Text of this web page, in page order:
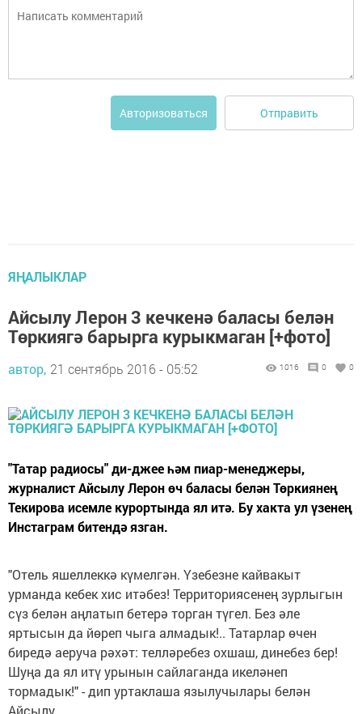
Авторизоваться Отправить
ЯҢАЛЫКЛАР
Айсылу Лерон 3 кечкенә баласы белән
Төркиягә барырга курыкмаган [+фото]
автор, 21 сентябрь 2016 - 05:52 1016 0 0
"Татар радиосы" ди-джее һәм пиар-менеджеры,
журналист Айсылу Лерон өч баласы белән Төркиянең
Текирова исемле курортында ял итә. Бу хакта ул үзенең
Инстаграм битендә язган.
"Отель яшеллеккә күмелгән. Үзебезне кайвакыт
урманда кебек хис итәбез! Территориясенең зурлыгын
сүз белән аңлатып бетерә торган түгел. Без әле
яртысын да йөреп чыга алмадык!.. Татарлар өчен
биредә аеруча рәхәт: телләребез охшаш, динебез бер!
Шуңа да ял итү урынын сайлаганда икеләнеп
тормадык!" - дип уртаклаша язылучылары белән
Айсылу.